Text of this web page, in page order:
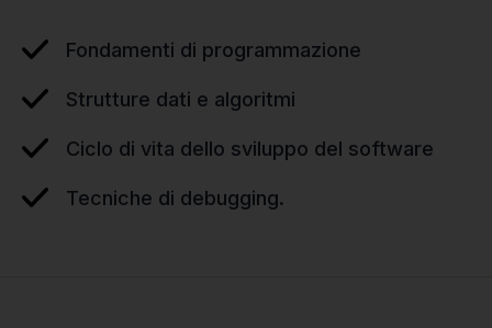
Fondamenti di programmazione
Strutture dati e algoritmi
Ciclo di vita dello sviluppo del software
Tecniche di debugging.